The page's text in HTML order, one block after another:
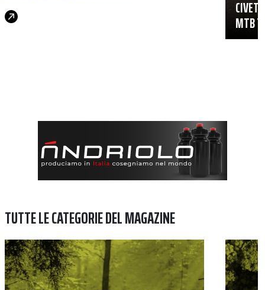
MTB
TUTTE LE CATEGORIE DEL MAGAZINE